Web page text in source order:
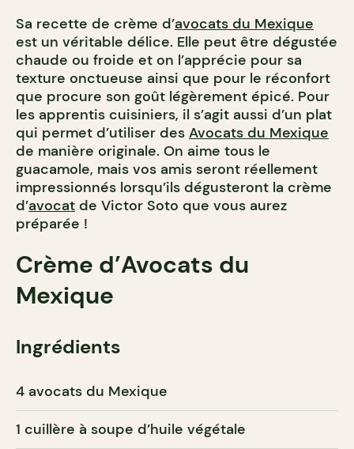
Sa recette de crème d’avocats du Mexique
est un véritable délice. Elle peut être dégustée
chaude ou froide et on l’apprécie pour sa
texture onctueuse ainsi que pour le réconfort
que procure son goût légèrement épicé. Pour
les apprentis cuisiniers, il s’agit aussi d’un plat
qui permet d’utiliser des Avocats du Mexique
de manière originale. On aime tous le
guacamole, mais vos amis seront réellement
impressionnés lorsqu’ils dégusteront la crème
d’avocat de Victor Soto que vous aurez
préparée !
Crème d’Avocats du
Mexique
Ingrédients
4 avocats du Mexique
1 cuillère à soupe d’huile végétale